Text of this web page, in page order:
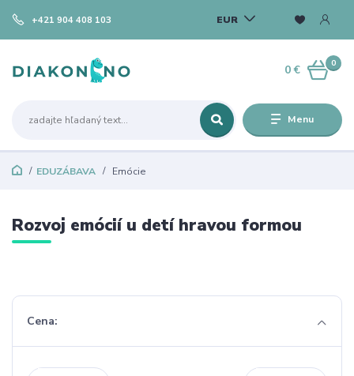
Menu
EUR
+421 904 408 103
0
0 €
EDUZÁBAVA Emócie
Rozvoj emócií u detí hravou formou
Cena: